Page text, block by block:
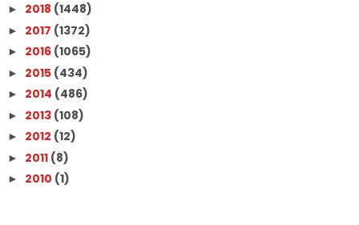
► 2018 (1448)
► 2017 (1372)
► 2016 (1065)
► 2015 (434)
► 2014 (486)
► 2013 (108)
► 2012 (12)
► 2011 (8)
► 2010 (1)